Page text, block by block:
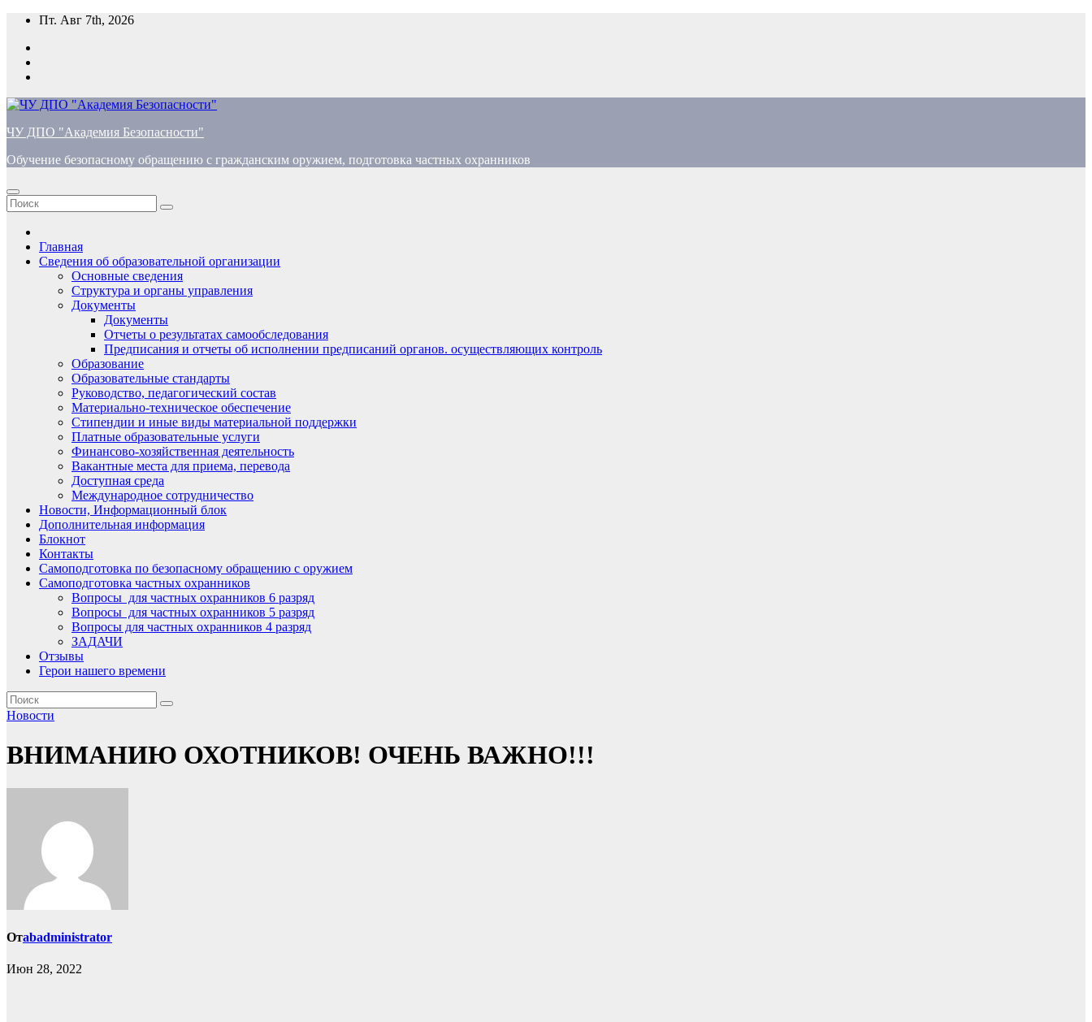
Перейти
содержимому
Пт. Авг 7th, 2026
ЧУ ДПО "Академия Безопасности"
Обучение безопасному обращению с гражданским оружием, подготовка частных охранников
Главная
Сведения об образовательной организации
Основные сведения
Структура и органы управления
Документы
Документы
Отчеты о результатах самообследования
Предписания и отчеты об исполнении предписаний органов. осуществляющих контроль
Образование
Образовательные стандарты
Руководство, педагогический состав
Материально-техническое обеспечение
Стипендии и иные виды материальной поддержки
Платные образовательные услуги
Финансово-хозяйственная деятельность
Вакантные места для приема, перевода
Доступная среда
Международное сотрудничество
Новости, Информационный блок
Дополнительная информация
Блокнот
Контакты
Самоподготовка по безопасному обращению с оружием
Самоподготовка частных охранников
Вопросы для частных охранников 6 разряд
Вопросы для частных охранников 5 разряд
Вопросы для частных охранников 4 разряд
ЗАДАЧИ
Отзывы
Герои нашего времени
Новости
ВНИМАНИЮ ОХОТНИКОВ! ОЧЕНЬ ВАЖНО!!!
Отabadministrator
Июн 28, 2022